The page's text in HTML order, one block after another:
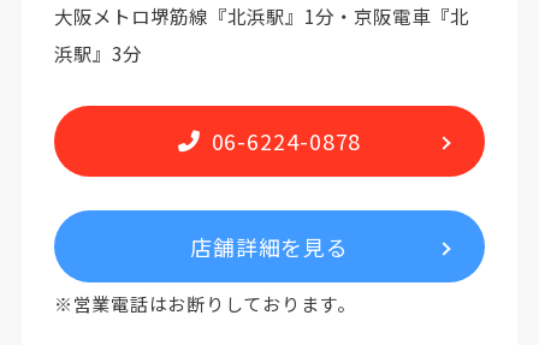
大阪メトロ堺筋線『北浜駅』1分・京阪電車『北
浜駅』3分
06-6224-0878
店舗詳細を見る
※営業電話はお断りしております。